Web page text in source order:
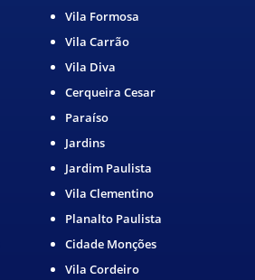
Vila Formosa
Vila Carrão
Vila Diva
Cerqueira Cesar
Paraíso
Jardins
Jardim Paulista
Vila Clementino
Planalto Paulista
Cidade Monções
Vila Cordeiro